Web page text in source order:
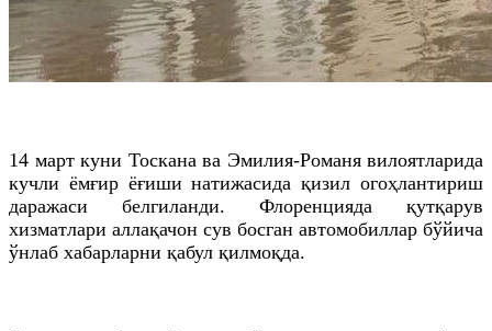
14 март куни Тоскана ва Эмилия-Романя вилоятларида
кучли ёмғир ёғиши натижасида қизил огоҳлантириш
даражаси белгиланди. Флоренцияда қутқарув
хизматлари аллақачон сув босган автомобиллар бўйича
ўнлаб хабарларни қабул қилмоқда.